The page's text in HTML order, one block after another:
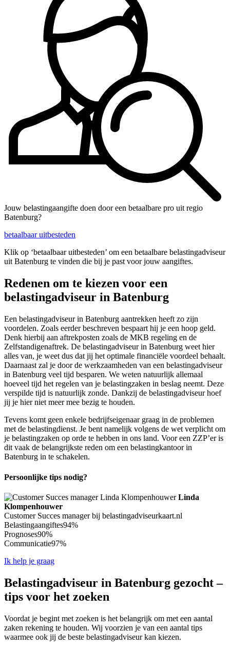
Jouw belastingaangifte doen door een betaalbare pro uit regio
Batenburg?
betaalbaar uitbesteden
Klik op ‘betaalbaar uitbesteden’ om een betaalbare belastingadviseur
uit Batenburg te vinden die bij je past voor jouw aangiftes.
Redenen om te kiezen voor een
belastingadviseur in Batenburg
Een belastingadviseur in Batenburg aantrekken heeft zo zijn
voordelen. Zoals eerder beschreven bespaart hij je een hoop geld.
Denk hierbij aan aftrekposten zoals de MKB regeling en de
Zelfstandigenaftrek. De belastingadviseur in Batenburg weet hier
alles van, je weet dus dat jij het optimale financiële voordeel behaalt.
Daarnaast zal je door de werkzaamheden van een belastingadviseur
in Batenburg veel tijd besparen. We weten natuurlijk allemaal
hoeveel tijd het regelen van je belastingzaken in beslag neemt. Deze
verspilde tijd is natuurlijk zonde. Dankzij de belastingadviseur hoef
jij je hier niet meer mee bezig te houden.
Tevens komt geen enkele bedrijfseigenaar graag in de problemen
met de belastingdienst. Je bent namelijk volgens de wet verplicht om
je belastingzaken op orde te hebben in ons land. Voor een ZZP’er is
dit vaak de belangrijkste reden om een belastingkantoor in
Batenburg in te schakelen.
Persoonlijke tips nodig?
Linda
Klompenhouwer
Customer Succes manager bij belastingadviseurkaart.nl
Belastingaangiftes94%
Prognoses90%
Communicatie97%
Ik help je graag
Belastingadviseur in Batenburg gezocht –
tips voor het zoeken
Voordat je begint met zoeken is het belangrijk om met een aantal
zaken rekening te houden. Wij voorzien je van een aantal tips
waarmee ook jij de beste belastingadviseur kan kiezen.